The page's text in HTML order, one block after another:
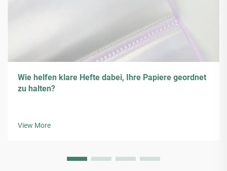
Wie helfen klare Hefte dabei, Ihre Papiere geordnet
zu halten?
View More